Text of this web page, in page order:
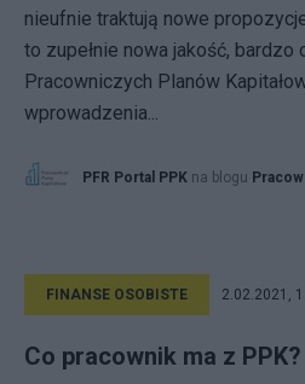
nieufnie traktują nowe
to zupełnie nowa jakość, bardzo
Pracowniczych Planów
wprowadzenia...
PFR Portal PPK na blogu
FINANSE OSOBISTE 2.02.2021,
Co pracownik ma z PPK?